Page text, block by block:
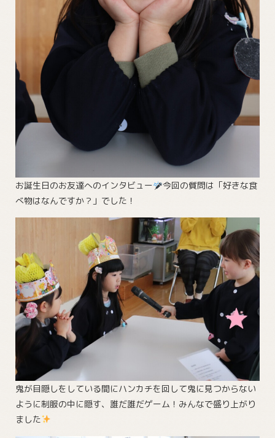
お誕生日のお友達へのインタビュー
今回の質問は「好きな食
べ物はなんですか？」でした！
鬼が目隠しをしている間にハンカチを回して鬼に見つからない
ように制服の中に隠す、誰だ誰だゲーム！みんなで盛り上がり
ました